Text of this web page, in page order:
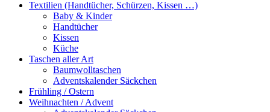
Textilien (Handtücher, Schürzen, Kissen …)
Baby & Kinder
Handtücher
Kissen
Küche
Taschen aller Art
Baumwolltaschen
Adventskalender Säckchen
Frühling / Ostern
Weihnachten / Advent